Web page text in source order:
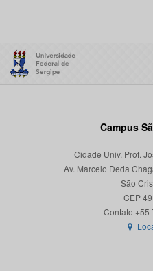
Campus
Cidade Univ. Prof.
Av. Marcelo Deda
São
CEP